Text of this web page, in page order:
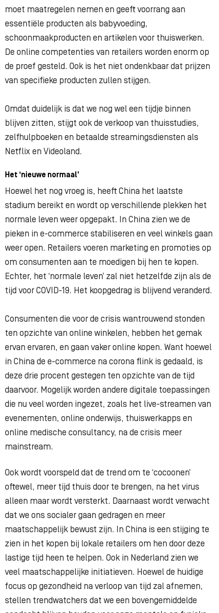
moet maatregelen nemen en geeft voorrang aan
essentiële producten als babyvoeding,
schoonmaakproducten en artikelen voor thuiswerken.
De online competenties van retailers worden enorm op
de proef gesteld. Ook is het niet ondenkbaar dat prijzen
van specifieke producten zullen stijgen.
Omdat duidelijk is dat we nog wel een tijdje binnen
blijven zitten, stijgt ook de verkoop van thuisstudies,
zelfhulpboeken en betaalde streamingsdiensten als
Netflix en Videoland.
Het ‘nieuwe normaal’
Hoewel het nog vroeg is, heeft China het laatste
stadium bereikt en wordt op verschillende plekken het
normale leven weer opgepakt. In China zien we de
pieken in e-commerce stabiliseren en veel winkels gaan
weer open. Retailers voeren marketing en promoties op
om consumenten aan te moedigen bij hen te kopen.
Echter, het ‘normale leven’ zal niet hetzelfde zijn als de
tijd voor COVID-19. Het koopgedrag is blijvend veranderd.
Consumenten die voor de crisis wantrouwend stonden
ten opzichte van online winkelen, hebben het gemak
ervan ervaren, en gaan vaker online kopen. Want hoewel
in China de e-commerce na corona flink is gedaald, is
deze drie procent gestegen ten opzichte van de tijd
daarvoor. Mogelijk worden andere digitale toepassingen
die nu veel worden ingezet, zoals het live-streamen van
evenementen, online onderwijs, thuiswerkapps en
online medische consultancy, na de crisis meer
mainstream.
Ook wordt voorspeld dat de trend om te ‘cocoonen’
oftewel, meer tijd thuis door te brengen, na het virus
alleen maar wordt versterkt. Daarnaast wordt verwacht
dat we ons socialer gaan gedragen en meer
maatschappelijk bewust zijn. In China is een stijging te
zien in het kopen bij lokale retailers om hen door deze
lastige tijd heen te helpen. Ook in Nederland zien we
veel maatschappelijke initiatieven. Hoewel de huidige
focus op gezondheid na verloop van tijd zal afnemen,
stellen trendwatchers dat we een bovengemiddelde